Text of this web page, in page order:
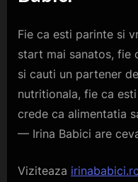
Fie ca esti parinte si
start mai sanatos, fie
si cauti un partener
nutritionala, fie ca
crede ca alimentatia
— Irina Babici are
Viziteaza